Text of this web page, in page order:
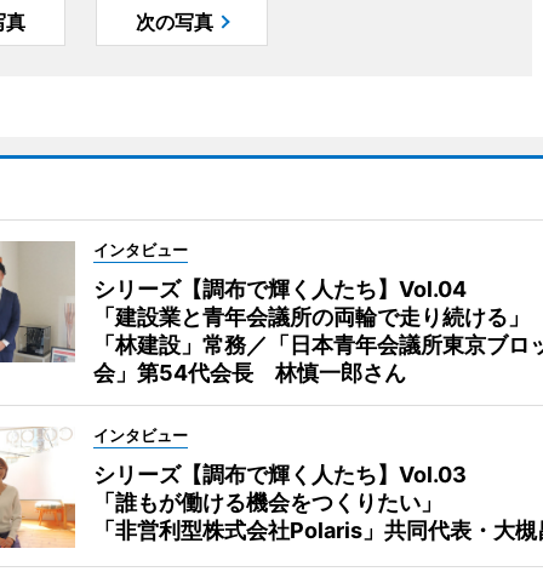
真 次の写真
インタビュー
シリーズ【調布で輝く人たち】Vol.04
「建設業と青年会議所の両輪で走り続ける」
「林建設」常務／「日本青年会議所東京ブロ
会」第54代会長 林慎一郎さん
インタビュー
シリーズ【調布で輝く人たち】Vol.03
「誰もが働ける機会をつくりたい」
「非営利型株式会社Polaris」共同代表・大